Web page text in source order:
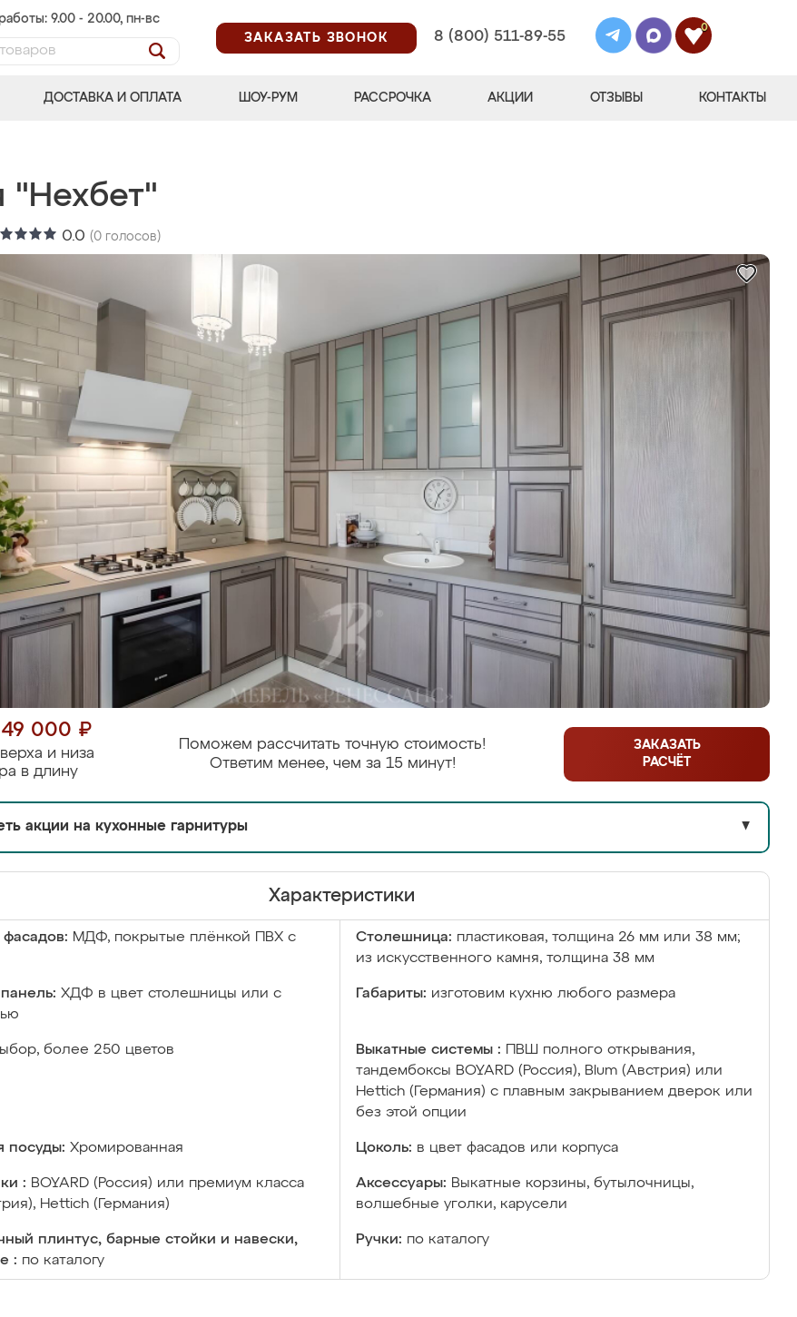
9.00 - 20.00, пн-вс
ЗАКАЗАТЬ ЗВОНОК
8 (800) 511-89-55
0
ДОСТАВКА И ОПЛАТА ШОУ-РУМ РАССРОЧКА АКЦИИ ОТЗЫВЫ КОНТАКТЫ
"Нехбет"
0.0 (0 голосов)
49 000 ₽
и низа
в длину
Поможем рассчитать точную стоимость!
Ответим менее, чем за 15 минут!
ЗАКАЗАТЬ
РАСЧЁТ
акции на кухонные гарнитуры ▼
Характеристики
МДФ, покрытые плёнкой ПВХ с
Столешница: пластиковая, толщина 26 мм или 38 мм;
из искусственного камня, толщина 38 мм
ХДФ в цвет столешницы или с
Габариты: изготовим кухню любого размера
более 250 цветов Выкатные системы :
ПВШ полного открывания,
тандембоксы BOYARD (Россия), Blum (Австрия) или
Hettich (Германия) с плавным закрыванием дверок или
без этой опции
посуды: Хромированная Цоколь: в цвет фасадов или корпуса
: BOYARD (Россия) или премиум класса
Hettich (Германия)
Аксессуары: Выкатные корзины, бутылочницы,
волшебные уголки, карусели
плинтус, барные стойки и навески,
: по каталогу
Ручки: по каталогу